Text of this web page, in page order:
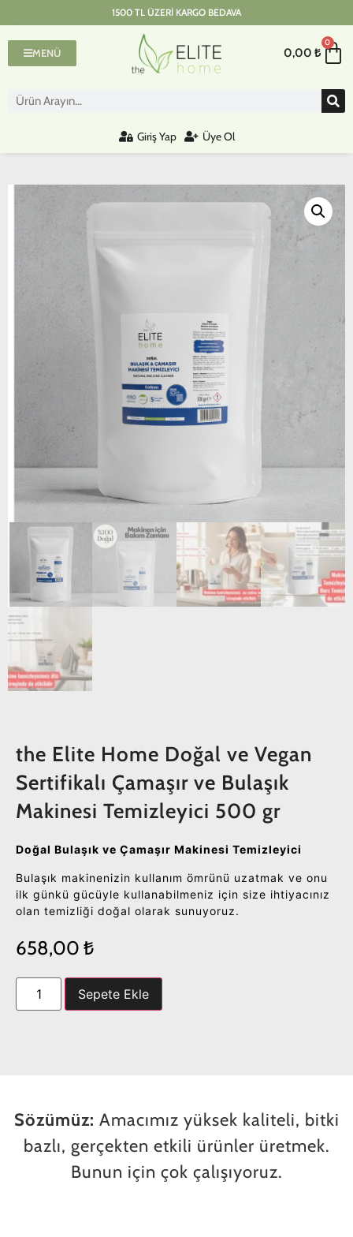
1500 TL ÜZERI KARGO BEDAVA
MENÜ 0,00 ₺
0
Giriş Yap Üye Ol
the Elite Home Doğal ve Vegan
Sertifikalı Çamaşır ve Bulaşık
Makinesi Temizleyici 500 gr
Doğal Bulaşık ve Çamaşır Makinesi Temizleyici
Bulaşık makinenizin kullanım ömrünü uzatmak ve onu
ilk günkü gücüyle kullanabilmeniz için size ihtiyacınız
olan temizliği doğal olarak sunuyoruz.
658,00 ₺
Sepete Ekle
Sözümüz: Amacımız yüksek kaliteli, bitki
bazlı, gerçekten etkili ürünler üretmek.
Bunun için çok çalışıyoruz.